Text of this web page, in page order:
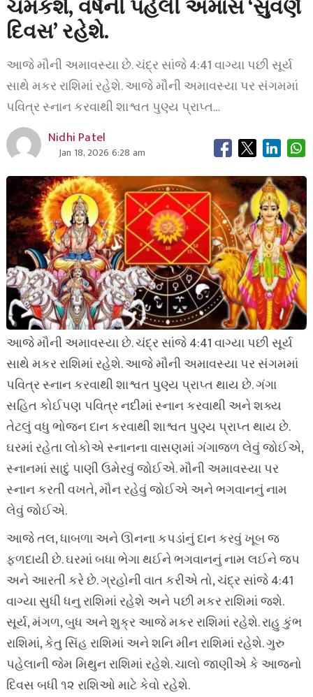
ચમકશે, વર્ષની પહેલી અમાસ ‘સુવર્ણ
દિવસ’ રહેશે.
આજે મૌની અમાવસ્યા છે. ચંદ્ર સાંજે 4:41 વાગ્યા પછી સૂર્ય
સાથે મકર રાશિમાં રહેશે. આજે મૌની અમાવસ્યા પર સંગમમાં
પવિત્ર સ્નાન કરવાથી શાશ્વત પુણ્ય પ્રાપ્ત…
Nidhi Patel
Jan 18, 2026 6:28 am
આજે મૌની અમાવસ્યા છે. ચંદ્ર સાંજે 4:41 વાગ્યા પછી સૂર્ય
સાથે મકર રાશિમાં રહેશે. આજે મૌની અમાવસ્યા પર સંગમમાં
પવિત્ર સ્નાન કરવાથી શાશ્વત પુણ્ય પ્રાપ્ત થાય છે. ગંગા
સહિત કોઈપણ પવિત્ર નદીમાં સ્નાન કરવાથી અને શક્ય
તેટલું વધુ ભોજન દાન કરવાથી શાશ્વત પુણ્ય પ્રાપ્ત થાય છે.
ઘરમાં રહેતા લોકોએ સ્નાનના વાસણમાં ગંગાજળ લેવું જોઈએ,
સ્નાનમાં સાદું પાણી ઉમેરવું જોઈએ. મૌની અમાવસ્યા પર
સ્નાન કરતી વખતે, મૌન રહેવું જોઈએ અને ભગવાનનું નામ
લેવું જોઈએ.
આજે તલ, ધાબળા અને ઊનના કપડાંનું દાન કરવું ખૂબ જ
ફળદાયી છે. ઘરમાં બધા ભેગા થઈને ભગવાનનું નામ લઈને જપ
અને આરતી કરે છે. ગ્રહોની વાત કરીએ તો, ચંદ્ર સાંજે 4:41
વાગ્યા સુધી ધનુ રાશિમાં રહેશે અને પછી મકર રાશિમાં જશે.
સૂર્ય, મંગળ, બુધ અને શુક્ર આજે મકર રાશિમાં રહેશે. રાહુ કુંભ
રાશિમાં, કેતુ સિંહ રાશિમાં અને શનિ મીન રાશિમાં રહેશે. ગુરુ
પહેલાની જેમ મિથુન રાશિમાં રહેશે. ચાલો જાણીએ કે આજનો
દિવસ બધી ૧૨ રાશિઓ માટે કેવો રહેશે.